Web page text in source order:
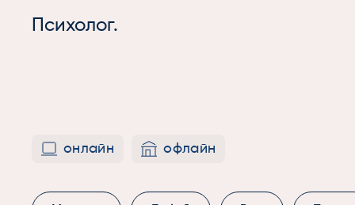
Психолог.
онлайн офлайн